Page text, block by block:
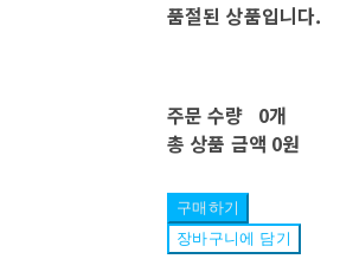
품절된 상품입니다.
주문 수량 0개
총 상품 금액 0원
구매하기
장바구니에 담기